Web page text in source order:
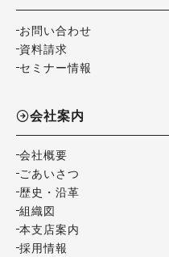
お問い合わせ
資料請求
セミナー情報
会社案内
会社概要
ごあいさつ
歴史・沿革
組織図
本支店案内
採用情報